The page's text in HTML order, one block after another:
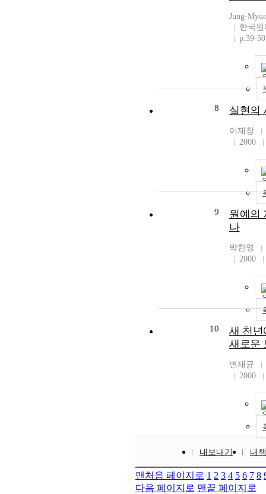
Jung-
한국
p.39-50
8 실현의
이재창
2000
9
원예의
나
박한영
2000
10
새 천년
새로운
변재균
2000
내보내기 내
맨처음 페이지로 1 2 3 4 5 6 7 8
다음 페이지로 맨끝 페이지로